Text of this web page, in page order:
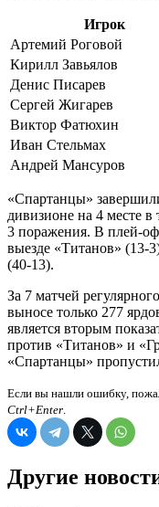
Игрок
Артемий Роговой
Кирилл Завьялов
Денис Писарев
Сергей Жигарев
Виктор Фатюхин
Иван Стельмах
Андрей Мансуров
«Спартанцы»
дивизионе на 4 месте
3 поражения. В плей-
выезде «Титанов» (13-
(40-13).
За 7 матчей
выносе только 277
является вторым
против «Титанов» и
«Спартанцы»
Если вы нашли ошибку,
Ctrl+Enter.
Другие